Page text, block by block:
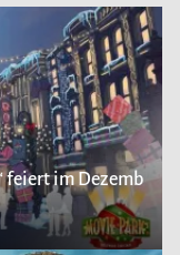
feiert im Dezemb